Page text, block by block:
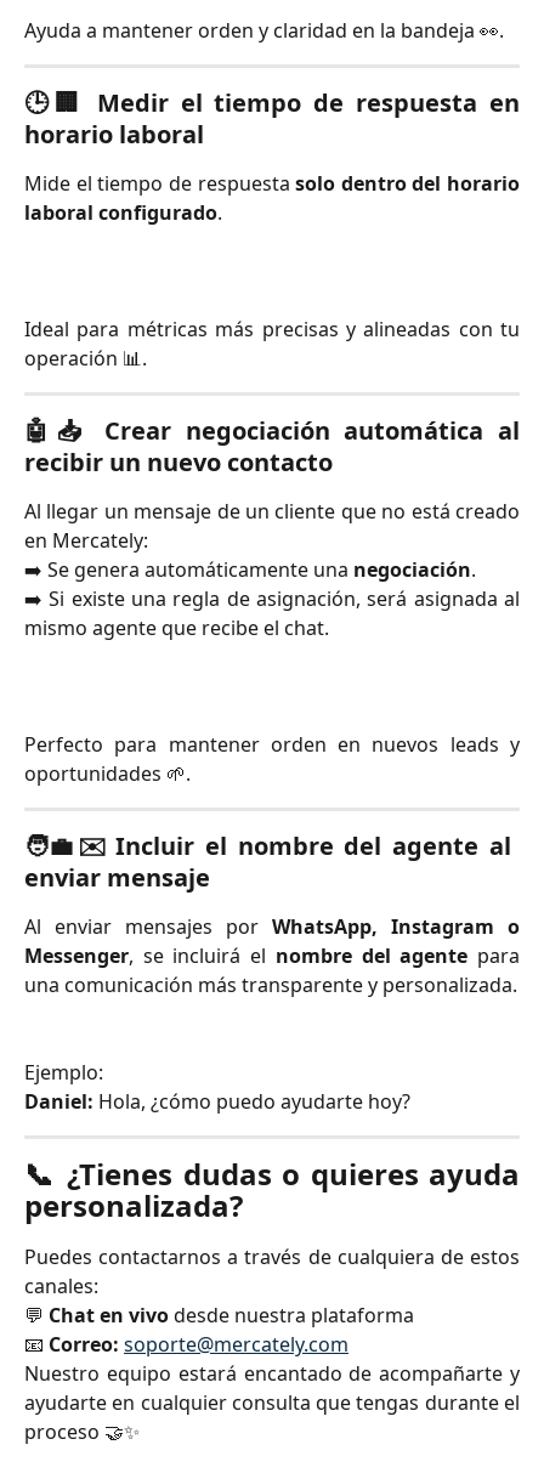
Ayuda a mantener orden y claridad en la bandeja 👀.
🕒🏢 Medir el tiempo de respuesta en
horario laboral
Mide el tiempo de respuestasolo dentro del horario
laboral configurado.
Ideal para métricas más precisas y alineadas con tu
operación 📊.
🤖📥 Crear negociación automática al
recibir un nuevo contacto
Al llegar un mensaje de un cliente que no está creado
en Mercately:
➡️ Se genera automáticamente una negociación.
➡️ Si existe una regla de asignación, será asignada al
mismo agente que recibe el chat.
Perfecto para mantener orden en nuevos leads y
oportunidades 🌱.
🧑‍💼✉️Incluir el nombre del agente al
enviar mensaje
Al enviar mensajes por WhatsApp, Instagram o
Messenger, se incluirá el nombre del agente para
una comunicación más transparente y personalizada.
Ejemplo:
Daniel: Hola, ¿cómo puedo ayudarte hoy?
📞 ¿Tienes dudas o quieres ayuda
personalizada?
Puedes contactarnos a través de cualquiera de estos
canales:
💬 Chat en vivodesde nuestra plataforma
📧 Correo: soporte@mercately.com
Nuestro equipo estará encantado de acompañarte y
ayudarte en cualquier consulta que tengas durante el
proceso 🤝✨